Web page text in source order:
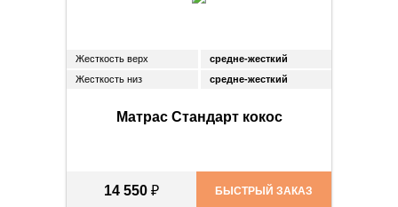
Жесткость верх
средне-жесткий
Жесткость низ
средне-жесткий
Матрас Стандарт кокос
14 550 ₽ БЫСТРЫЙ ЗАКАЗ